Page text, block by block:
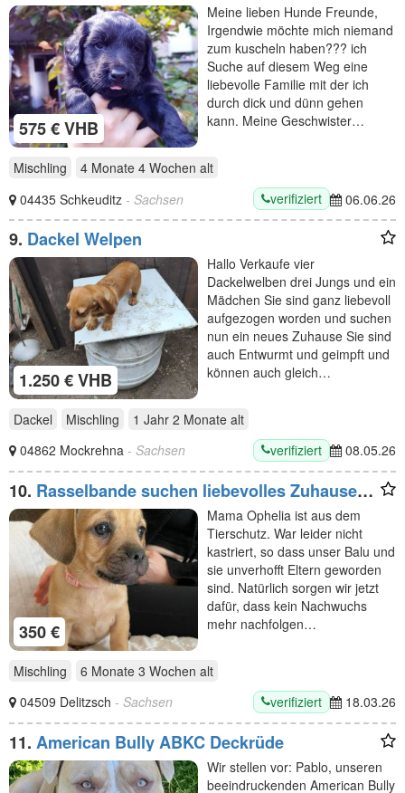
575 € VHB
Meine lieben Hunde Freunde,
Irgendwie möchte mich niemand
zum kuscheln haben??? ich
Suche auf diesem Weg eine
liebevolle Familie mit der ich
durch dick und dünn gehen
kann. Meine Geschwister…
Mischling 4 Monate 4 Wochen alt
04435 Schkeuditz - Sachsen verifiziert 06.06.26
9. Dackel Welpen
1.250 € VHB
Hallo Verkaufe vier
Dackelwelben drei Jungs und ein
Mädchen Sie sind ganz liebevoll
aufgezogen worden und suchen
nun ein neues Zuhause Sie sind
auch Entwurmt und geimpft und
können auch gleich…
Dackel Mischling 1 Jahr 2 Monate alt
04862 Mockrehna - Sachsen verifiziert 08.05.26
10. Rasselbande suchen liebevolles Zuhause
derzeit alle reserviert
350 €
Mama Ophelia ist aus dem
Tierschutz. War leider nicht
kastriert, so dass unser Balu und
sie unverhofft Eltern geworden
sind. Natürlich sorgen wir jetzt
dafür, dass kein Nachwuchs
mehr nachfolgen…
Mischling 6 Monate 3 Wochen alt
04509 Delitzsch - Sachsen verifiziert 18.03.26
11. American Bully ABKC Deckrüde
Wir stellen vor: Pablo, unseren
beeindruckenden American Bully